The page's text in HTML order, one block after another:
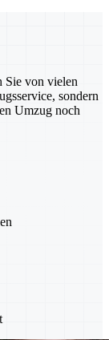
Sie von vielen
sondern
Umzug noch